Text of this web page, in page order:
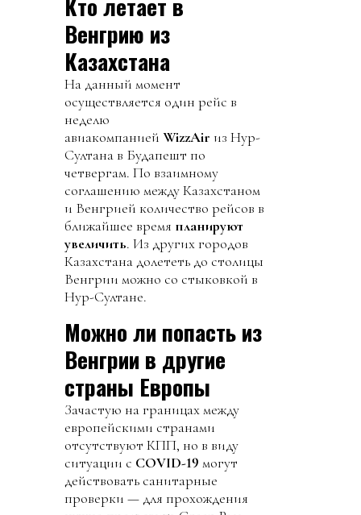
Венгрию из
Казахстана
На данный момент
осуществляется один рейс в
неделю
авиакомпанией WizzAir из Нур-
Султана в Будапешт по
четвергам. По взаимному
соглашению между Казахстаном
и Венгрией количество рейсов в
ближайшее время планируют
увеличить. Из других городов
Казахстана долететь до столицы
Венгрии можно со стыковкой в
Нур-Султане.
Можно ли попасть из
Венгрии в другие
страны Европы
Зачастую на границах между
европейскими странами
отсутствуют КПП, но в виду
ситуации с COVID-19 могут
действовать санитарные
проверки — для прохождения